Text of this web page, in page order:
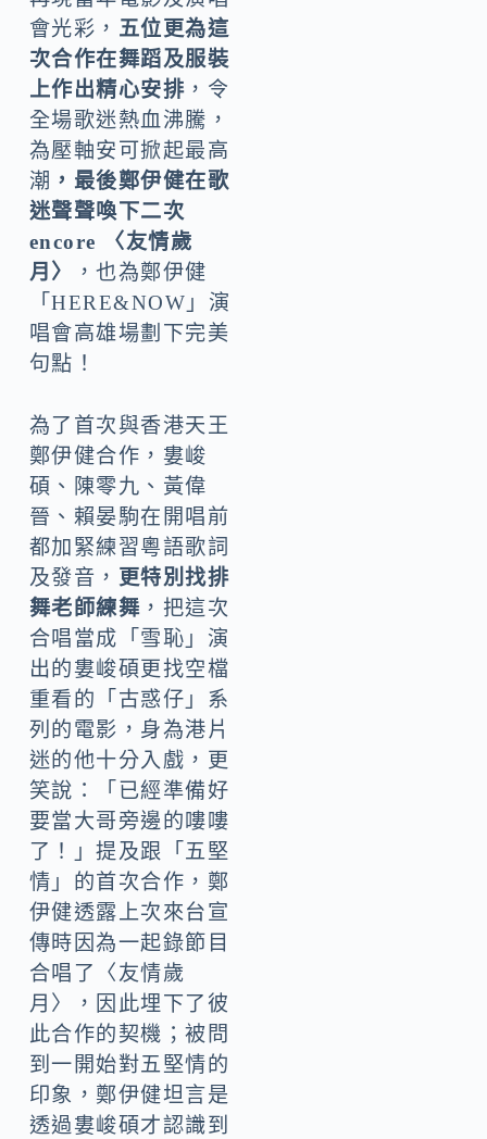
會光彩， 五位更為這
次合作在舞蹈及服裝
上作出精心安排 ，令
全場歌迷熱血沸騰，
為壓軸安可掀起最高
潮 ， 最後鄭伊健在歌
迷聲聲喚下二次
encore 〈友情歲
月〉
，也為鄭伊健
「HERE&NOW」演
唱會高雄場劃下完美
句點！
為了首次與香港天王
鄭伊健合作，婁峻
碩、陳零九、黃偉
晉、賴晏駒在開唱前
都加緊練習粵語歌詞
及發音， 更特別找排
舞老師練舞 ，把這次
合唱當成「雪恥」演
出的婁峻碩更找空檔
重看的「古惑仔」系
列的電影，身為港片
迷的他十分入戲，更
笑說：「已經準備好
要當大哥旁邊的嘍嘍
了！」提及跟「五堅
情」的首次合作，鄭
伊健透露上次來台宣
傳時因為一起錄節目
合唱了〈友情歲
月〉，因此埋下了彼
此合作的契機；被問
到一開始對五堅情的
印象，鄭伊健坦言是
透過婁峻碩才認識到